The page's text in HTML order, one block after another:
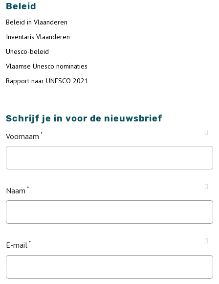
Beleid
Beleid in Vlaanderen
Inventaris Vlaanderen
Unesco-beleid
Vlaamse Unesco nominaties
Rapport naar UNESCO 2021
Schrijf je in voor de nieuwsbrief
Voornaam
Naam
E-mail